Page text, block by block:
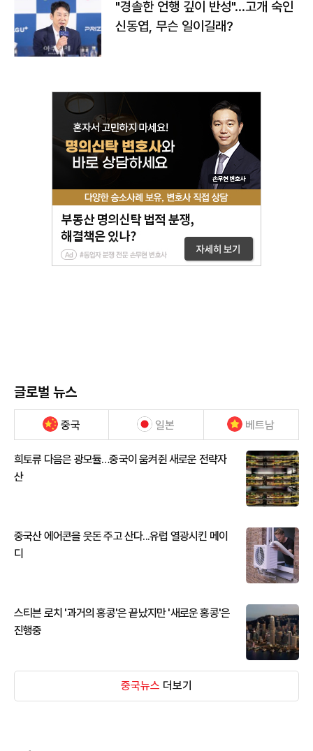
"경솔한 언행 깊이 반성"…고개 숙인
신동엽, 무슨 일이길래?
글로벌 뉴스
중국 일본 베트남
희토류 다음은 광모듈…중국이 움켜쥔 새로운 전략자
산
중국산 에어콘을 웃돈 주고 산다...유럽 열광시킨 메이
디
스티븐 로치 '과거의 홍콩'은 끝났지만 '새로운 홍콩'은
진행중
중국뉴스 더보기